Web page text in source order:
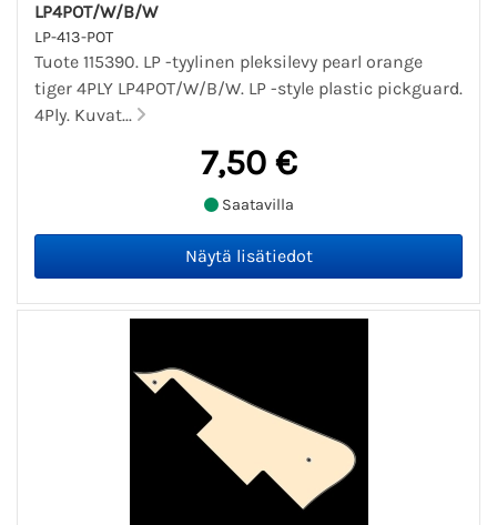
LP4POT/W/B/W
LP-413-POT
Tuote 115390. LP -tyylinen pleksilevy pearl orange
tiger 4PLY LP4POT/W/B/W. LP -style plastic pickguard.
4Ply. Kuvat...
7,50 €
Saatavilla